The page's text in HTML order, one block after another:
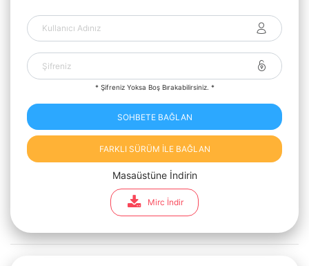
* Şifreniz Yoksa Boş Bırakabilirsiniz. *
SOHBETE BAĞLAN
FARKLI SÜRÜM İLE BAĞLAN
Masaüstüne İndirin
Mirc İndir